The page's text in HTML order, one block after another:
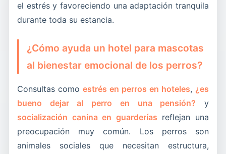
el estrés y favoreciendo una adaptación tranquila
durante toda su estancia.
¿Cómo ayuda un hotel para mascotas
al bienestar emocional de los perros?
Consultas como estrés en perros en hoteles, ¿es
bueno dejar al perro en una pensión? y
socialización canina en guarderías reflejan una
preocupación muy común. Los perros son
animales sociales que necesitan estructura,